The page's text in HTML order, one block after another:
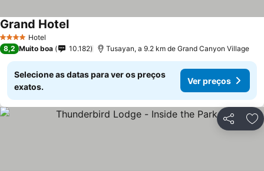
4 EstrelasHotel
Grand Hotel
8,2 Muito boa 10.182 Tusayan, a 9.2 km de Grand Canyon Village
Selecione as datas para ver os preços
exatos.
Ver preços
Partilhar